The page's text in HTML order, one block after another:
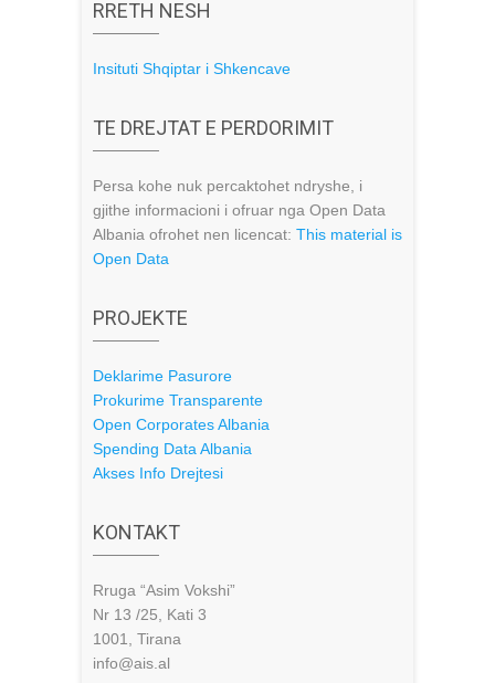
RRETH NESH
Insituti Shqiptar i Shkencave
TE DREJTAT E PERDORIMIT
Persa kohe nuk percaktohet ndryshe, i
gjithe informacioni i ofruar nga Open Data
Albania ofrohet nen licencat: This material is
Open Data
PROJEKTE
Deklarime Pasurore
Prokurime Transparente
Open Corporates Albania
Spending Data Albania
Akses Info Drejtesi
KONTAKT
Rruga “Asim Vokshi”
Nr 13 /25, Kati 3
1001, Tirana
info@ais.al